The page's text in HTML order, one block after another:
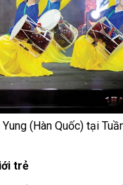
(Hàn Quốc) tại
trẻ